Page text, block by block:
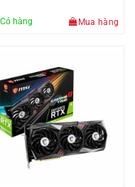
Có hàng Mua hàng